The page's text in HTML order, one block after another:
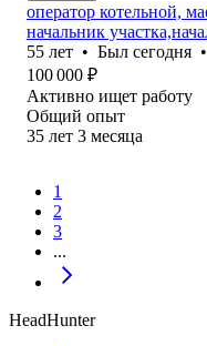
оператор котельной,
начальник
55 лет • Был сегодня •
100 000 ₽
Активно ищет работу
Общий опыт
35 лет 3 месяца
1
2
3
...
HeadHunter